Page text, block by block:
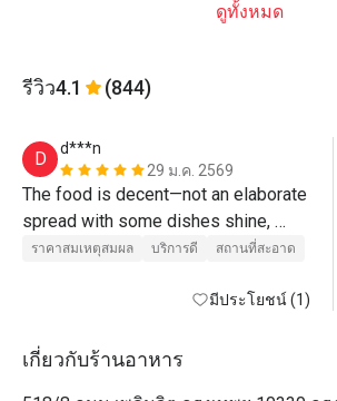
ดูทั้งหมด
รีวิว4.1 (844)
D
d***n
29 ม.ค. 2569
The food is decent—not an elaborate
spread with some dishes shine,
others don't. Portions are hearty
Eatigo discount, it's a good deal
ราคาสมเหตุสมผล บริการดี สถานที่สะอาด
มีประโยชน์ (1)
เกี่ยวกับร้านอาหาร